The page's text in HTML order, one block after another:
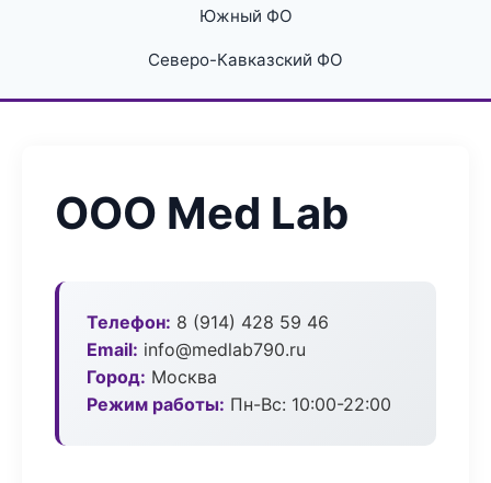
Южный ФО
Северо-Кавказский ФО
ООО Med Lab
Телефон: 8 (914) 428 59 46
Email: info@medlab790.ru
Город: Москва
Режим работы: Пн-Вс: 10:00-22:00